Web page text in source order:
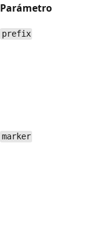
Parámetro
prefix
marker